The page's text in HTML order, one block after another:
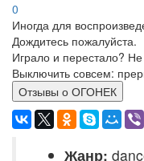
0
Иногда для
Дождитесь пожалуйста.
Играло и перестало?
Выключить совсем:
Отзывы о ОГОНЕК
Жанр: